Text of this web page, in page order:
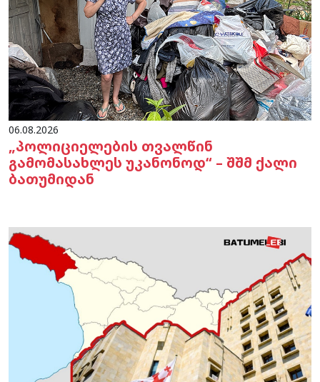
06.08.2026
„პოლიციელების თვალწინ
გამომასახლეს უკანონოდ“ – შშმ ქალი
ბათუმიდან